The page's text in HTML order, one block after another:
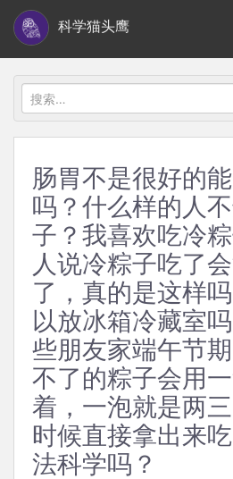
i
科学猫头鹰
搜
索：
肠胃不是很好的
吗？什么样的人
子？我喜欢吃冷
人说冷粽子吃了
了，真的是这样
以放冰箱冷藏室
些朋友家端午节
不了的粽子会用
着，一泡就是两
时候直接拿出来
法科学吗？